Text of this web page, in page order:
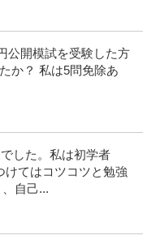
公開模試を受験した方
か？ 私は5問免除あ
した。私は初学者
けてはコツコツと勉強
自己...